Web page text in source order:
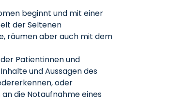
beginnt und mit einer
der Seltenen
räumen aber auch mit dem
Patientinnen und
und Aussagen des
oder
die Notaufnahme eines